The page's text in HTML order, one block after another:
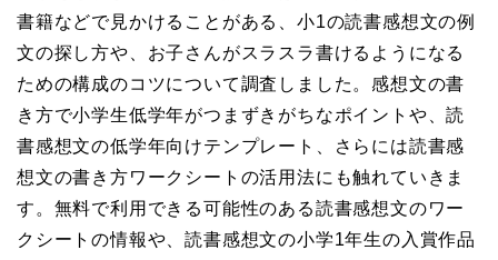
書籍などで見かけることがある、小1の読書感想文の例
文の探し方や、お子さんがスラスラ書けるようになる
ための構成のコツについて調査しました。感想文の書
き方で小学生低学年がつまずきがちなポイントや、読
書感想文の低学年向けテンプレート、さらには読書感
想文の書き方ワークシートの活用法にも触れていきま
す。無料で利用できる可能性のある読書感想文のワー
クシートの情報や、読書感想文の小学1年生の入賞作品